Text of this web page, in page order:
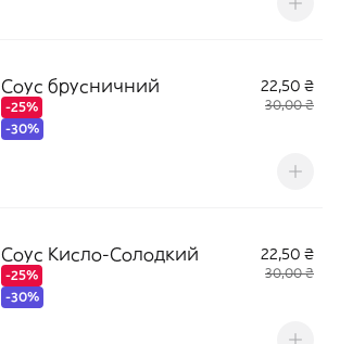
Соус брусничний
-25%
-30%
22,50 ₴
30,00 ₴
Соус Кисло-Солодкий
-25%
-30%
22,50 ₴
30,00 ₴